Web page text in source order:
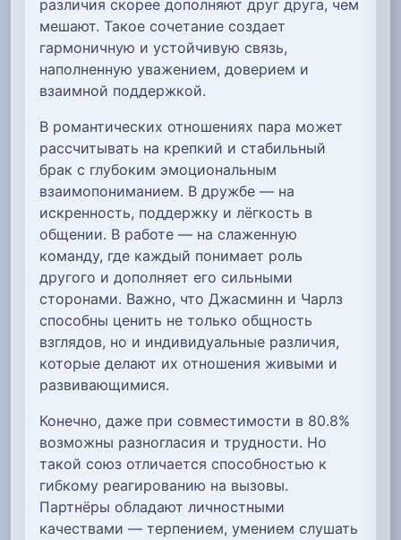
различия скорее дополняют друг друга, чем
мешают. Такое сочетание создает
гармоничную и устойчивую связь,
наполненную уважением, доверием и
взаимной поддержкой.
В романтических отношениях пара может
рассчитывать на крепкий и стабильный
брак с глубоким эмоциональным
взаимопониманием. В дружбе — на
искренность, поддержку и лёгкость в
общении. В работе — на слаженную
команду, где каждый понимает роль
другого и дополняет его сильными
сторонами. Важно, что Джасминн и Чарлз
способны ценить не только общность
взглядов, но и индивидуальные различия,
которые делают их отношения живыми и
развивающимися.
Конечно, даже при совместимости в 80.8%
возможны разногласия и трудности. Но
такой союз отличается способностью к
гибкому реагированию на вызовы.
Партнёры обладают личностными
качествами — терпением, умением слушать